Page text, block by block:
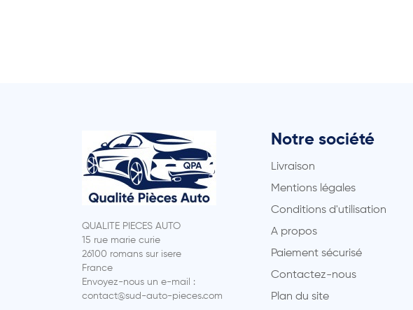
QUALITE PIECES AUTO
15 rue marie curie
26100 romans sur isere
France
Envoyez-nous un e-mail :
contact@sud-auto-pieces.com
Notre société
Livraison
Mentions légales
Conditions d'utilisation
A propos
Paiement sécurisé
Contactez-nous
Plan du site